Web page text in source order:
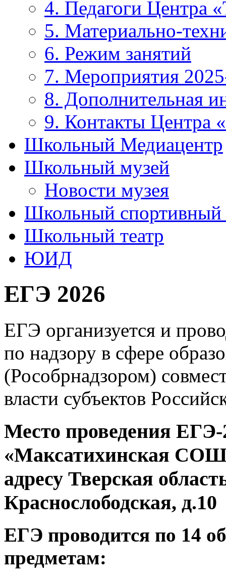
4. Педагоги Центра
5. Материально-
6. Режим занятий
7. Мероприятия
8. Дополнительная
9. Контакты Центра
Школьный Медиацентр
Школьный музей
Новости музея
Школьный спортивный
Школьный театр
ЮИД
ЕГЭ 2026
ЕГЭ организуется и
по надзору в сфере
(Рособрнадзором)
власти субъектов
Место проведения
«Максатихинская
адресу Тверская
Краснослободская, д.10
ЕГЭ проводится по 14
предметам: